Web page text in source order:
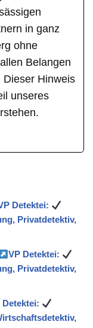
in ganz
ohne
Belangen
Dieser Hinweis
unseres
Detektei:
Privatdetektiv,
VP Detektei:
Privatdetektiv,
Detektei: